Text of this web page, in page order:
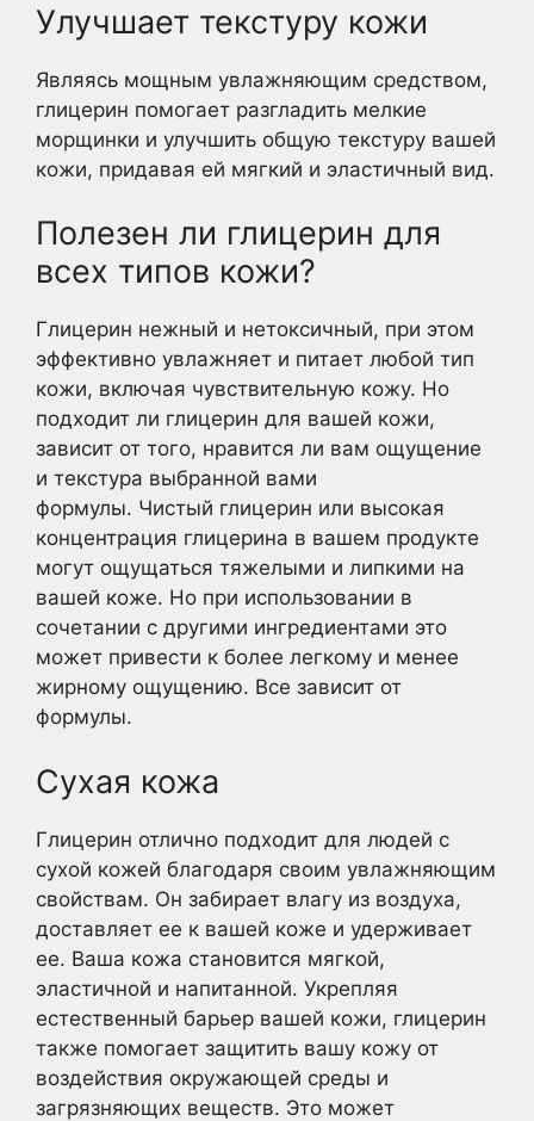
Улучшает текстуру кожи
Являясь мощным увлажняющим средством,
глицерин помогает разгладить мелкие
морщинки и улучшить общую текстуру вашей
кожи, придавая ей мягкий и эластичный вид.
Полезен ли глицерин для
всех типов кожи?
Глицерин нежный и нетоксичный, при этом
эффективно увлажняет и питает любой тип
кожи, включая чувствительную кожу. Но
подходит ли глицерин для вашей кожи,
зависит от того, нравится ли вам ощущение
и текстура выбранной вами
формулы. Чистый глицерин или высокая
концентрация глицерина в вашем продукте
могут ощущаться тяжелыми и липкими на
вашей коже. Но при использовании в
сочетании с другими ингредиентами это
может привести к более легкому и менее
жирному ощущению. Все зависит от
формулы.
Сухая кожа
Глицерин отлично подходит для людей с
сухой кожей благодаря своим увлажняющим
свойствам. Он забирает влагу из воздуха,
доставляет ее к вашей коже и удерживает
ее. Ваша кожа становится мягкой,
эластичной и напитанной. Укрепляя
естественный барьер вашей кожи, глицерин
также помогает защитить вашу кожу от
воздействия окружающей среды и
загрязняющих веществ. Это может